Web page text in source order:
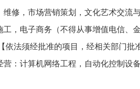
维修，市场营销策划，文化艺术交流
工，电子商务（不得从事增值电信、
依法须经批准的项目，经相关部门
营：计算机网络工程，自动化控制设